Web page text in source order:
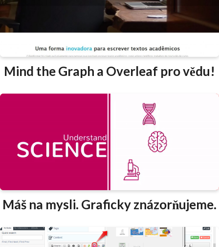
Mind the Graph a Overleaf pro vědu!
Máš na mysli. Graficky znázorňujeme.